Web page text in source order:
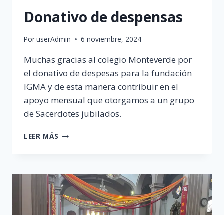
Donativo de despensas
PoruserAdmin 6 noviembre, 2024
Muchas gracias al colegio Monteverde por
el donativo de despesas para la fundación
IGMA y de esta manera contribuir en el
apoyo mensual que otorgamos a un grupo
de Sacerdotes jubilados.
LEER MÁS DONATIVO